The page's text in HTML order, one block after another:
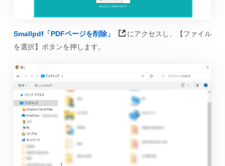
Smallpdf「PDFページを削除」
にアクセスし、【ファイル
を選択】ボタンを押します。